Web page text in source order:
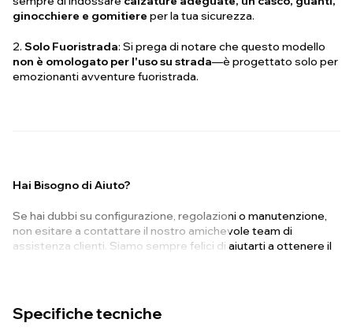
ginocchiere e gomitiere per la tua sicurezza.
2. Solo Fuoristrada: Si prega di notare che questo modello
non è omologato per l'uso su strada—è progettato solo per
emozionanti avventure fuoristrada.
Hai Bisogno di Aiuto?
Se hai dubbi su configurazione, regolazioni o manutenzione,
non esitare a contattare il nostro amichevole team di
assistenza clienti. Siamo sempre felici di aiutarti a ottenere il
Specifiche tecniche